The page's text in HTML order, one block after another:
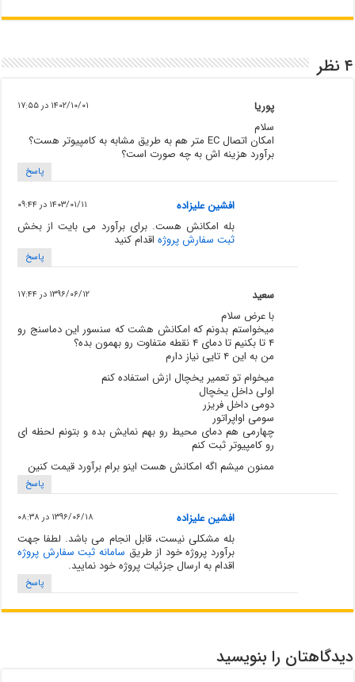
۴ نظر
پوریا ۱۴۰۲/۱۰/۰۱ در ۱۷:۵۵
سلام
امکان اتصال EC متر هم به طریق مشابه به کامپیوتر هست؟
برآورد هزینه اش به چه صورت است؟
پاسخ
افشین علیزاده ۱۴۰۳/۰۱/۱۱ در ۰۹:۴۴
بله امکانش هست. برای برآورد می بایت از بخش
ثبت سفارش پروژه اقدام کنید
پاسخ
سعید ۱۳۹۶/۰۶/۱۲ در ۱۷:۴۴
با عرض سلام
میخواستم بدونم که امکانش هشت که سنسور این دماسنج رو
۴ تا بکنیم تا دمای ۴ نقطه متفاوت رو بهمون بده؟
من به این ۴ تایی نیاز دارم
میخوام تو تعمیر یخچال ازش استفاده کنم
اولی داخل یخچال
دومی داخل فریزر
سومی اواپراتور
چهارمی هم دمای محیط رو بهم نمایش بده و بتونم لحظه ای
رو کامپیوتر ثبت کنم
ممنون میشم اگه امکانش هست اینو برام برآورد قیمت کنین
پاسخ
افشین علیزاده ۱۳۹۶/۰۶/۱۸ در ۰۸:۳۸
بله مشکلی نیست، قابل انجام می باشد. لطفا جهت
برآورد پروژه خود از طریق سامانه ثبت سفارش پروژه
اقدام به ارسال جزئیات پروژه خود نمایید.
پاسخ
دیدگاهتان را بنویسید